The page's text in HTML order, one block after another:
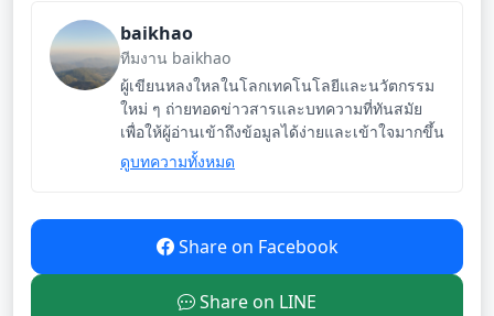
baikhao
ทีมงาน baikhao
ผู้เขียนหลงใหลในโลกเทคโนโลยีและนวัตกรรม
ใหม่ ๆ ถ่ายทอดข่าวสารและบทความที่ทันสมัย
เพื่อให้ผู้อ่านเข้าถึงข้อมูลได้ง่ายและเข้าใจมากขึ้น
ดูบทความทั้งหมด
Share on Facebook
Share on LINE